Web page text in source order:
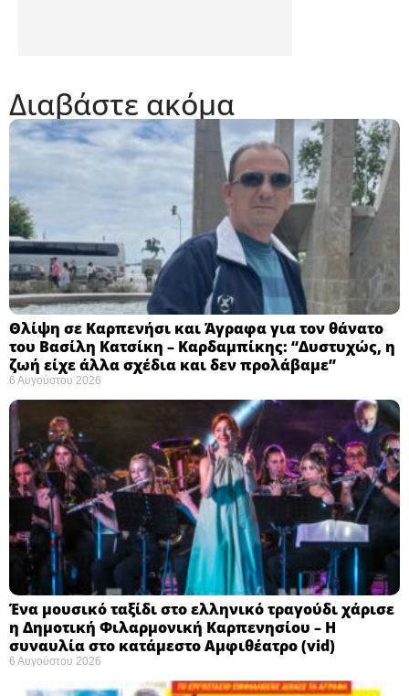
Διαβάστε ακόμα
Θλίψη σε Καρπενήσι και Άγραφα για τον θάνατο
του Βασίλη Κατσίκη – Καρδαμπίκης: “Δυστυχώς, η
ζωή είχε άλλα σχέδια και δεν προλάβαμε”
6 Αυγούστου 2026
Ένα μουσικό ταξίδι στο ελληνικό τραγούδι χάρισε
η Δημοτική Φιλαρμονική Καρπενησίου – Η
συναυλία στο κατάμεστο Αμφιθέατρο (vid)
6 Αυγούστου 2026